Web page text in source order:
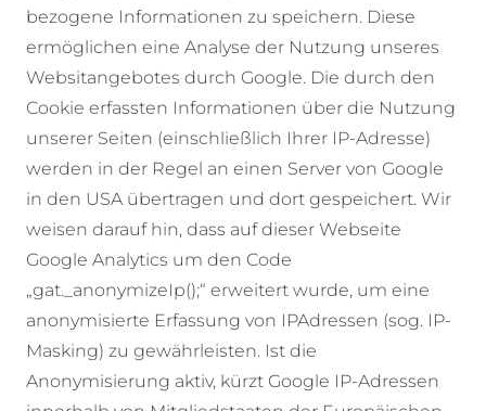
bezogene Informationen zu speichern. Diese
ermöglichen eine Analyse der Nutzung unseres
Websitangebotes durch Google. Die durch den
Cookie erfassten Informationen über die Nutzung
unserer Seiten (einschließlich Ihrer IP-Adresse)
werden in der Regel an einen Server von Google
in den USA übertragen und dort gespeichert. Wir
weisen darauf hin, dass auf dieser Webseite
Google Analytics um den Code
„gat._anonymizeIp();“ erweitert wurde, um eine
anonymisierte Erfassung von IPAdressen (sog. IP-
Masking) zu gewährleisten. Ist die
Anonymisierung aktiv, kürzt Google IP-Adressen